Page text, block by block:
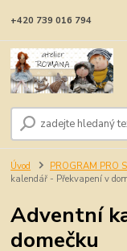
+420 739 016 794
Úvod PROGRAM PRO
kalendář - Překvapení v
Adventní
domečku